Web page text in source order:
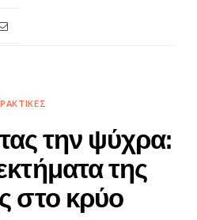
την ψύχρα:
της
στο κρύο